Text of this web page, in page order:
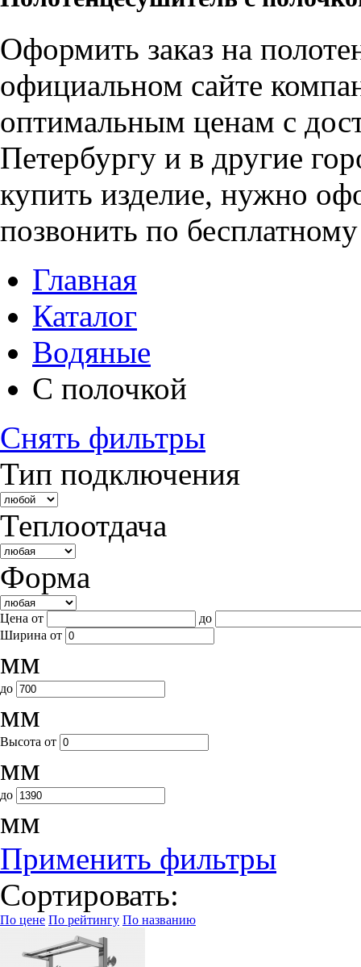
Оформить заказ на
официальном сайте
оптимальным ценам с
Петербургу и в другие
купить изделие, нужно
позвонить по
Главная
Каталог
Водяные
С полочкой
Снять фильтры
Тип подключения
Теплоотдача
Форма
Цена от
до
Ширина от
мм
до
мм
Высота от
мм
до
мм
Применить фильтры
Сортировать:
По цене По рейтингу По названию